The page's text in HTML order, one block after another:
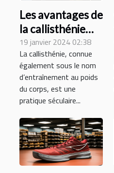
Les avantages de
la callisthénie
pour la santé et
le bien-être
global
19 janvier 2024 02:38
La callisthénie, connue
également sous le nom
d’entraînement au poids
du corps, est une
pratique séculaire...